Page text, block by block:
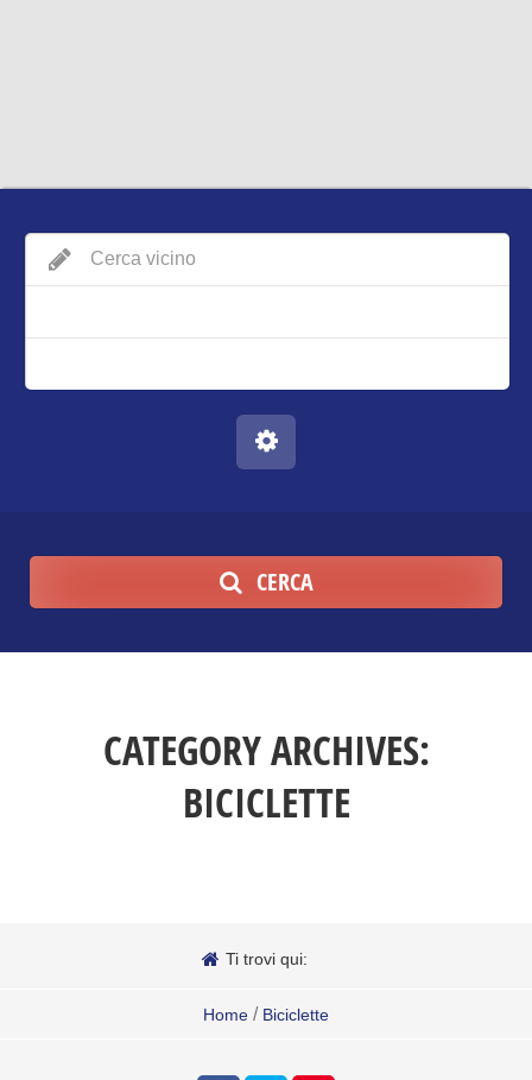
CERCA
CATEGORY ARCHIVES:
BICICLETTE
Ti trovi qui:
Home / Biciclette